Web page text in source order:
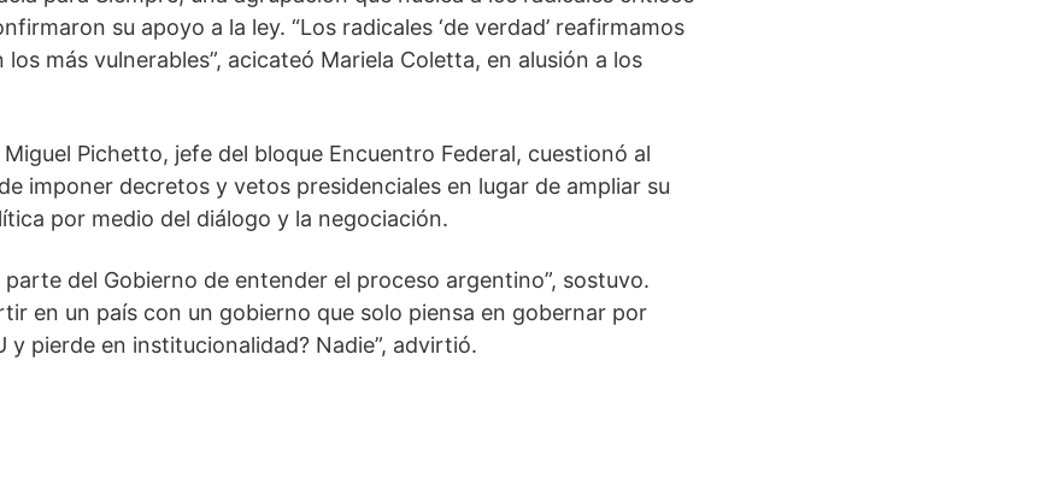
su apoyo a la ley. “Los radicales ‘de verdad’ reafirmamos
más vulnerables”, acicateó Mariela Coletta, en alusión a los
Pichetto, jefe del bloque Encuentro Federal, cuestionó al
imponer decretos y vetos presidenciales en lugar de ampliar su
por medio del diálogo y la negociación.
parte del Gobierno de entender el proceso argentino”, sostuvo.
en un país con un gobierno que solo piensa en gobernar por
y pierde en institucionalidad? Nadie”, advirtió.